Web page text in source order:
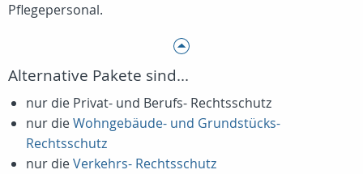
Pflegepersonal.
Alternative Pakete sind...
nur die Privat- und Berufs- Rechtsschutz
nur dieWohngebäude- und Grundstücks-
Rechtsschutz
nur dieVerkehrs- Rechtsschutz